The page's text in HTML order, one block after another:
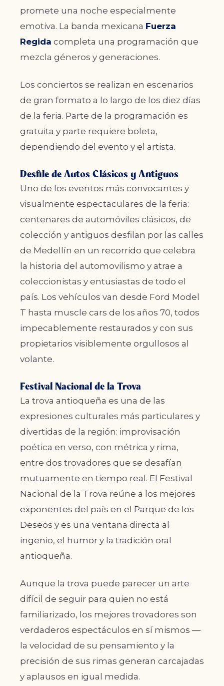
promete una noche especialmente
emotiva. La banda mexicana Fuerza
Regida completa una programación que
mezcla géneros y generaciones.
Los conciertos se realizan en escenarios
de gran formato a lo largo de los diez días
de la feria. Parte de la programación es
gratuita y parte requiere boleta,
dependiendo del evento y el artista.
Desfile de Autos Clásicos y Antiguos
Uno de los eventos más convocantes y
visualmente espectaculares de la feria:
centenares de automóviles clásicos, de
colección y antiguos desfilan por las calles
de Medellín en un recorrido que celebra
la historia del automovilismo y atrae a
coleccionistas y entusiastas de todo el
país. Los vehículos van desde Ford Model
T hasta muscle cars de los años 70, todos
impecablemente restaurados y con sus
propietarios visiblemente orgullosos al
volante.
Festival Nacional de la Trova
La trova antioqueña es una de las
expresiones culturales más particulares y
divertidas de la región: improvisación
poética en verso, con métrica y rima,
entre dos trovadores que se desafían
mutuamente en tiempo real. El Festival
Nacional de la Trova reúne a los mejores
exponentes del país en el Parque de los
Deseos y es una ventana directa al
ingenio, el humor y la tradición oral
antioqueña.
Aunque la trova puede parecer un arte
difícil de seguir para quien no está
familiarizado, los mejores trovadores son
verdaderos espectáculos en sí mismos —
la velocidad de su pensamiento y la
precisión de sus rimas generan carcajadas
y aplausos en igual medida.